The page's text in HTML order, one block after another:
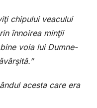
chipului veacului
înnoirea minţii
voia lui Dumne­
acesta care era